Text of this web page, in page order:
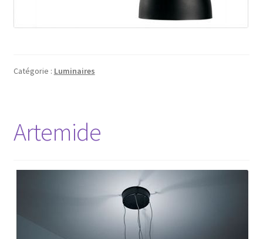
Catégorie : Luminaires
Artemide